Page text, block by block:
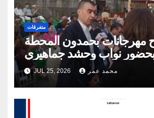
متفرقات
مهرجانات بحمدون المحطة
JUL 25, 2026 محمد عمر